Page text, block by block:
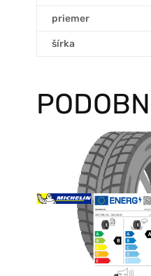
priemer
šírka